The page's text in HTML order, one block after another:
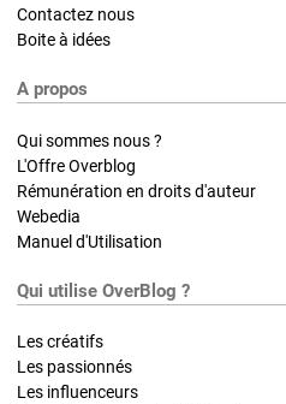
Contactez nous
Boite à idées
A propos
Qui sommes nous ?
L'Offre Overblog
Rémunération en droits d'auteur
Webedia
Manuel d'Utilisation
Qui utilise OverBlog ?
Les créatifs
Les passionnés
Les influenceurs